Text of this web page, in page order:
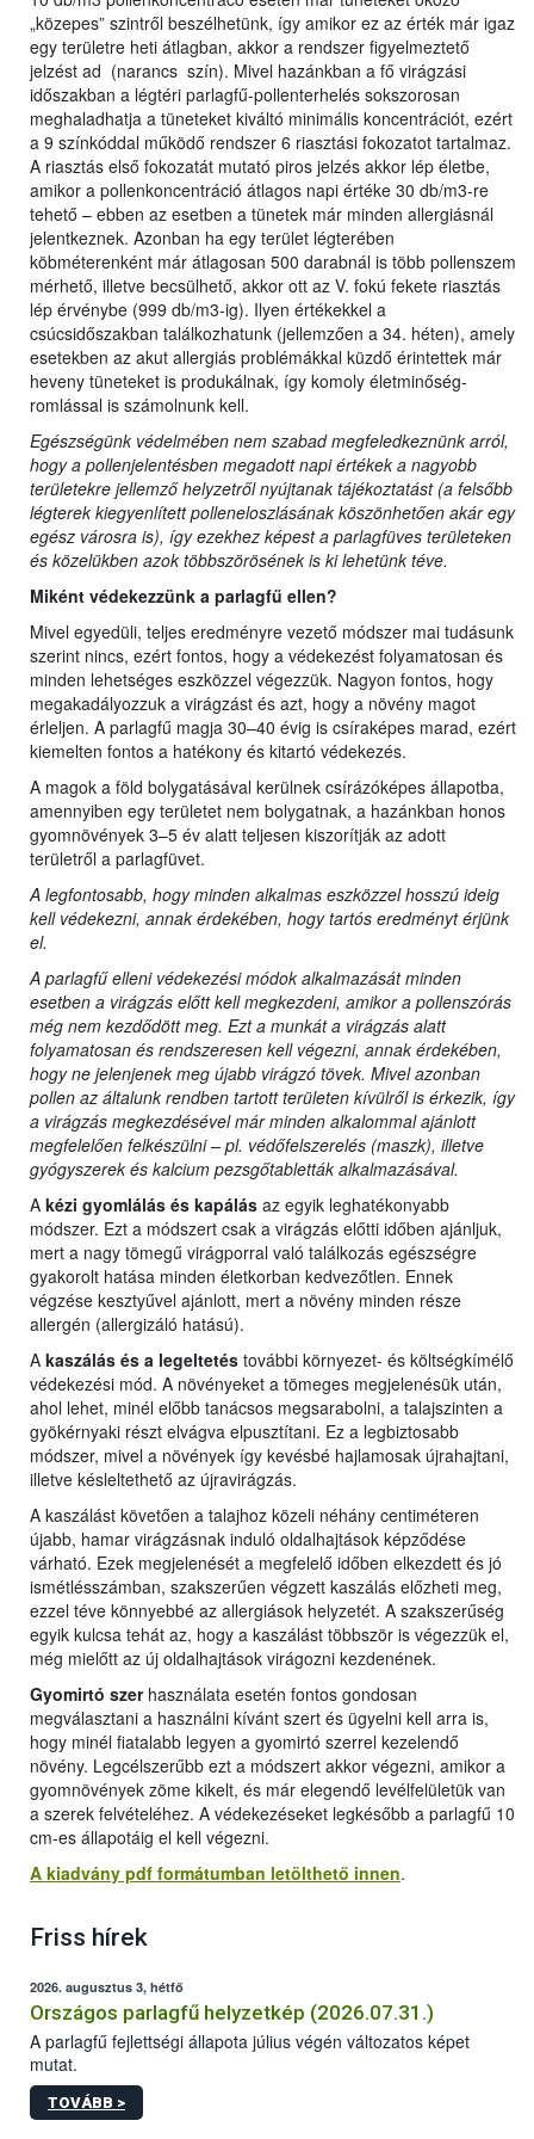
„közepes” szintről beszélhetünk, így amikor ez az érték már igaz
egy területre heti átlagban, akkor a rendszer figyelmeztető
jelzést ad (narancs szín). Mivel hazánkban a fő virágzási
időszakban a légtéri parlagfű-pollenterhelés sokszorosan
meghaladhatja a tüneteket kiváltó minimális koncentrációt, ezért
a 9 színkóddal működő rendszer 6 riasztási fokozatot tartalmaz.
A riasztás első fokozatát mutató piros jelzés akkor lép életbe,
amikor a pollenkoncentráció átlagos napi értéke 30 db/m3-re
tehető – ebben az esetben a tünetek már minden allergiásnál
jelentkeznek. Azonban ha egy terület légterében
köbméterenként már átlagosan 500 darabnál is több pollenszem
mérhető, illetve becsülhető, akkor ott az V. fokú fekete riasztás
lép érvénybe (999 db/m3-ig). Ilyen értékekkel a
csúcsidőszakban találkozhatunk (jellemzően a 34. héten), amely
esetekben az akut allergiás problémákkal küzdő érintettek már
heveny tüneteket is produkálnak, így komoly életminőség-
romlással is számolnunk kell.
Egészségünk védelmében nem szabad megfeledkeznünk arról,
hogy a pollenjelentésben megadott napi értékek a nagyobb
területekre jellemző helyzetről nyújtanak tájékoztatást (a felsőbb
légterek kiegyenlített polleneloszlásának köszönhetően akár egy
egész városra is), így ezekhez képest a parlagfüves területeken
és közelükben azok többszörösének is ki lehetünk téve.
Miként védekezzünk a parlagfű ellen?
Mivel egyedüli, teljes eredményre vezető módszer mai tudásunk
szerint nincs, ezért fontos, hogy a védekezést folyamatosan és
minden lehetséges eszközzel végezzük. Nagyon fontos, hogy
megakadályozzuk a virágzást és azt, hogy a növény magot
érleljen. A parlagfű magja 30–40 évig is csíraképes marad, ezért
kiemelten fontos a hatékony és kitartó védekezés.
A magok a föld bolygatásával kerülnek csírázóképes állapotba,
amennyiben egy területet nem bolygatnak, a hazánkban honos
gyomnövények 3–5 év alatt teljesen kiszorítják az adott
területről a parlagfüvet.
A legfontosabb, hogy minden alkalmas eszközzel hosszú ideig
kell védekezni, annak érdekében, hogy tartós eredményt érjünk
el.
A parlagfű elleni védekezési módok alkalmazását minden
esetben a virágzás előtt kell megkezdeni, amikor a pollenszórás
még nem kezdődött meg. Ezt a munkát a virágzás alatt
folyamatosan és rendszeresen kell végezni, annak érdekében,
hogy ne jelenjenek meg újabb virágzó tövek. Mivel azonban
pollen az általunk rendben tartott területen kívülről is érkezik, így
a virágzás megkezdésével már minden alkalommal ajánlott
megfelelően felkészülni – pl. védőfelszerelés (maszk), illetve
gyógyszerek és kalcium pezsgőtabletták alkalmazásával.
A kézi gyomlálás és kapálás az egyik leghatékonyabb
módszer. Ezt a módszert csak a virágzás előtti időben ajánljuk,
mert a nagy tömegű virágporral való találkozás egészségre
gyakorolt hatása minden életkorban kedvezőtlen. Ennek
végzése kesztyűvel ajánlott, mert a növény minden része
allergén (allergizáló hatású).
A kaszálás és a legeltetés további környezet- és költségkímélő
védekezési mód. A növényeket a tömeges megjelenésük után,
ahol lehet, minél előbb tanácsos megsarabolni, a talajszinten a
gyökérnyaki részt elvágva elpusztítani. Ez a legbiztosabb
módszer, mivel a növények így kevésbé hajlamosak újrahajtani,
illetve késleltethető az újravirágzás.
A kaszálást követően a talajhoz közeli néhány centiméteren
újabb, hamar virágzásnak induló oldalhajtások képződése
várható. Ezek megjelenését a megfelelő időben elkezdett és jó
ismétlésszámban, szakszerűen végzett kaszálás előzheti meg,
ezzel téve könnyebbé az allergiások helyzetét. A szakszerűség
egyik kulcsa tehát az, hogy a kaszálást többször is végezzük el,
még mielőtt az új oldalhajtások virágozni kezdenének.
Gyomirtó szer használata esetén fontos gondosan
megválasztani a használni kívánt szert és ügyelni kell arra is,
hogy minél fiatalabb legyen a gyomirtó szerrel kezelendő
növény. Legcélszerűbb ezt a módszert akkor végezni, amikor a
gyomnövények zöme kikelt, és már elegendő levélfelületük van
a szerek felvételéhez. A védekezéseket legkésőbb a parlagfű 10
cm-es állapotáig el kell végezni.
A kiadvány pdf formátumban letölthető innen.
Friss hírek
2026. augusztus 3, hétfő
Országos parlagfű helyzetkép (2026.07.31.)
A parlagfű fejlettségi állapota július végén változatos képet
mutat.
TOVÁBB >